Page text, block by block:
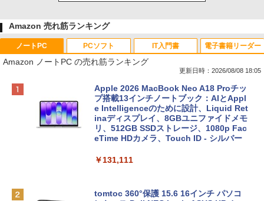
Amazon 売れ筋ランキング
ノートPC
Amazon ノートPC の売れ筋ランキング
更新日時：2026/08/08 18:05
Apple 2026 MacBook Neo A18 Proチッ
プ搭載13インチノートブック：AIとAppl
e Intelligenceのために設計、Liquid Ret
inaディスプレイ、8GBユニファイドメモ
リ、512GB SSDストレージ、1080p Fac
eTime HDカメラ、Touch ID - シルバー
￥131,111
tomtoc 360°保護 15.6 16インチ パソコ
PCソフト IT入門書 電子書籍リーダー